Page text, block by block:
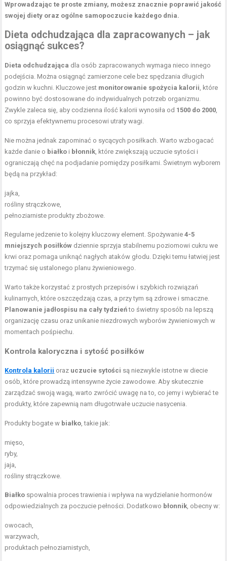
Wprowadzając te proste zmiany, możesz znacznie poprawić jakość
swojej diety oraz ogólne samopoczucie każdego dnia.
Dieta odchudzająca dla zapracowanych – jak
osiągnąć sukces?
Dieta odchudzająca dla osób zapracowanych wymaga nieco innego
podejścia. Można osiągnąć zamierzone cele bez spędzania długich
godzin w kuchni. Kluczowe jest monitorowanie spożycia kalorii, które
powinno być dostosowane do indywidualnych potrzeb organizmu.
Zwykle zaleca się, aby codzienna ilość kalorii wynosiła od 1500 do 2000,
co sprzyja efektywnemu procesowi utraty wagi.
Nie można jednak zapominać o sycących posiłkach. Warto wzbogacać
każde danie o białko i błonnik, które zwiększają uczucie sytości i
ograniczają chęć na podjadanie pomiędzy posiłkami. Świetnym wyborem
będą na przykład:
jajka,
rośliny strączkowe,
pełnoziarniste produkty zbożowe.
Regularne jedzenie to kolejny kluczowy element. Spożywanie4-5
mniejszych posiłków dziennie sprzyja stabilnemu poziomowi cukru we
krwi oraz pomaga uniknąć nagłych ataków głodu. Dzięki temu łatwiej jest
trzymać się ustalonego planu żywieniowego.
Warto także korzystać z prostych przepisów i szybkich rozwiązań
kulinarnych, które oszczędzają czas, a przy tym są zdrowe i smaczne.
Planowanie jadłospisu na cały tydzieńto świetny sposób na lepszą
organizację czasu oraz unikanie niezdrowych wyborów żywieniowych w
momentach pośpiechu.
Kontrola kaloryczna i sytość posiłków
Kontrola kalorii oraz uczucie sytości są niezwykle istotne w diecie
osób, które prowadzą intensywne życie zawodowe. Aby skutecznie
zarządzać swoją wagą, warto zwrócić uwagę na to, co jemy i wybierać te
produkty, które zapewnią nam długotrwałe uczucie nasycenia.
Produkty bogate w białko, takie jak:
mięso,
ryby,
jaja,
rośliny strączkowe.
Białko spowalnia proces trawienia i wpływa na wydzielanie hormonów
odpowiedzialnych za poczucie pełności. Dodatkowo błonnik, obecny w:
owocach,
warzywach,
produktach pełnoziarnistych,